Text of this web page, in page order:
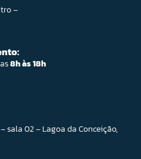
–
8h às 18h
sala 02 – Lagoa da Conceição,